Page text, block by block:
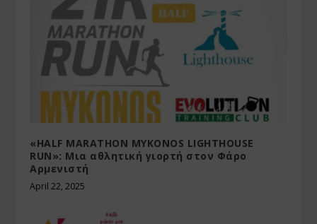
«HALF MARATHON MYKONOS LIGHTHOUSE
RUN»: Μια αθλητική γιορτή στον Φάρο
Αρμενιστή
April 22, 2025